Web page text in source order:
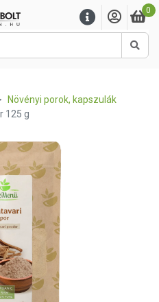
0
Növényi porok, kapszulák
125 g